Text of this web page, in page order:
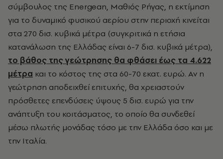
σύμβουλος της Energean, Μαθιός Ρήγας, η εκτίμηση
για το δυναμικό φυσικού αερίου στην περιοχή κινείται
στα 270 δισ. κυβικά μέτρα (συγκριτικά η ετήσια
κατανάλωση της Ελλάδας είναι 6-7 δισ. κυβικά μέτρα),
το βάθος της γεώτρησης θα φθάσει έως τα 4.622
μέτρα και το κόστος της στα 60-70 εκατ. ευρώ. Αν η
γεώτρηση αποδειχθεί επιτυχής, θα χρειαστούν
πρόσθετες επενδύσεις ύψους 5 δισ. ευρώ για την
ανάπτυξη του κοιτάσματος, το οποίο θα συνδεθεί
μέσω πλωτής μονάδας τόσο με την Ελλάδα όσο και με
την Ιταλία.